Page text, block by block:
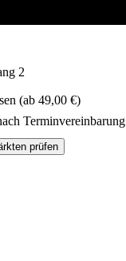
2
(ab 49,00 €)
Terminvereinbarung
prüfen